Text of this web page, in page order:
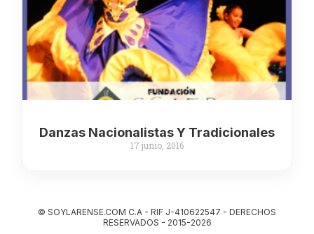
Danzas Nacionalistas Y Tradicionales
17 junio, 2016
© SOYLARENSE.COM C.A - RIF J-410622547 - DERECHOS
RESERVADOS - 2015-2026